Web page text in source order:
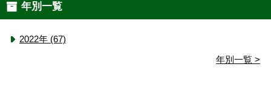
年別一覧
2022年 (67)
年別一覧 >